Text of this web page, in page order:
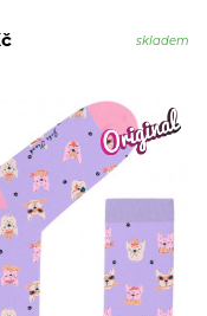
skladem